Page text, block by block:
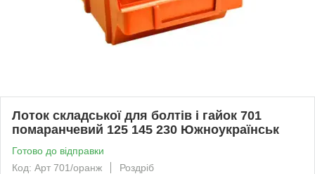
Лоток складської для болтів і гайок 701
помаранчевий 125 145 230 Южноукраїнськ
Готово до відправки
Код: Арт 701/оранж
Роздріб